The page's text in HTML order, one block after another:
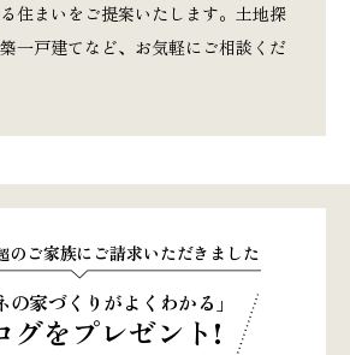
住まいをご提案いたします。土地探
一戸建てなど、お気軽にご相談くだ
のご家族にご請求いただきました
の家づくりがよくわかる」
グをプレゼント!